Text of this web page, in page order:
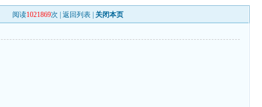
阅读1021869次 |返回列表 关闭本页